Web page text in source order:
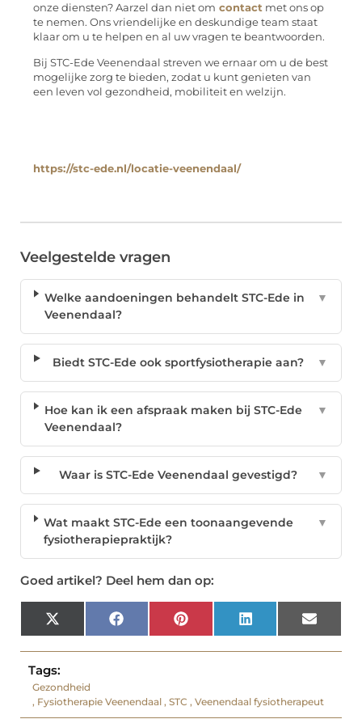
onze diensten? Aarzel dan niet om contact met ons op
te nemen. Ons vriendelijke en deskundige team staat
klaar om u te helpen en al uw vragen te beantwoorden.
Bij STC-Ede Veenendaal streven we ernaar om u de best
mogelijke zorg te bieden, zodat u kunt genieten van
een leven vol gezondheid, mobiliteit en welzijn.
https://stc-ede.nl/locatie-veenendaal/
Veelgestelde vragen
Welke aandoeningen behandelt STC-Ede in
Veenendaal?
▼
Biedt STC-Ede ook sportfysiotherapie aan? ▼
Hoe kan ik een afspraak maken bij STC-Ede
Veenendaal?
▼
Waar is STC-Ede Veenendaal gevestigd? ▼
Wat maakt STC-Ede een toonaangevende
fysiotherapiepraktijk?
▼
Goed artikel? Deel hem dan op:
X
(Twitter)
Facebook Pinterest LinkedIn Email
Tags:
Gezondheid
, Fysiotherapie Veenendaal , STC , Veenendaal fysiotherapeut